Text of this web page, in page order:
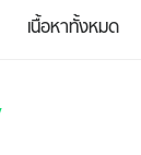
ไลฟ์สไต
เนื้อหาทั้งหมด